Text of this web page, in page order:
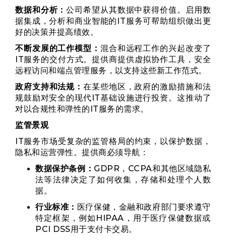
数据和分析：公司希望从其数据中获得价值。启用数
据集成，分析和商业智能的IT服务可帮助组织做出更
好的决策并提高绩效。
不断发展的工作模型： 混合和远程工作的兴起改变了
IT服务的交付方式。提供商提供虚拟协作工具，安全
远程访问和端点管理服务，以支持这些新工作范式。
政府支持和法规：在某些地区，政府的激励措施和法
规鼓励对安全的现代IT基础设施进行投资。这推动了
对以合规性和弹性的IT服务的需求。
监管景观
IT服务市场受复杂的监管格局的约束，以保护数据，
隐私和运营弹性。提供商必须导航：
数据保护条例： GDPR，CCPA和其他区域隐私
法等法律决定了如何收集，存储和处理个人数
据。
行业标准： 医疗保健，金融和政府部门要求遵守
特定框架，例如HIPAA，用于医疗保健数据或
PCI DSS用于支付卡交易。